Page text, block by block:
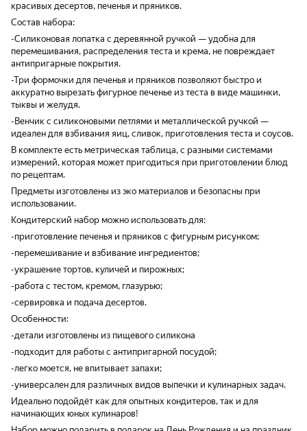
красивых десертов, печенья и пряников.
Состав набора:
-Силиконовая лопатка с деревянной ручкой — удобна для
перемешивания, распределения теста и крема, не повреждает
антипригарные покрытия.
-Три формочки для печенья и пряников позволяют быстро и
аккуратно вырезать фигурное печенье из теста в виде машинки,
тыквы и желудя.
-Венчик с силиконовыми петлями и металлической ручкой —
идеален для взбивания яиц, сливок, приготовления теста и соусов.
В комплекте есть метрическая таблица, с разными системами
измерений, которая может пригодиться при приготовлении блюд
по рецептам.
Предметы изготовлены из эко материалов и безопасны при
использовании.
Кондитерский набор можно использовать для:
-приготовление печенья и пряников с фигурным рисунком;
-перемешивание и взбивание ингредиентов;
-украшение тортов, куличей и пирожных;
-работа с тестом, кремом, глазурью;
-сервировка и подача десертов.
Особенности:
-детали изготовлены из пищевого силикона
-подходит для работы с антипригарной посудой;
-легко моется, не впитывает запахи;
-универсален для различных видов выпечки и кулинарных задач.
Идеально подойдёт как для опытных кондитеров, так и для
начинающих юных кулинаров!